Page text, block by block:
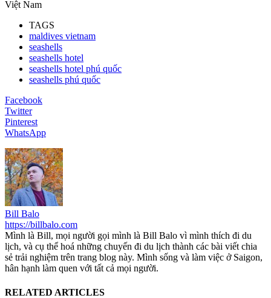
TAGS
maldives vietnam
seashells
seashells hotel
seashells hotel phú quốc
seashells phú quốc
Facebook
Twitter
Pinterest
WhatsApp
Bill Balo
https://billbalo.com
Mình là Bill, mọi người gọi mình là Bill Balo vì mình thích đi du
lịch, và cụ thể hoá những chuyến đi du lịch thành các bài viết chia
sẻ trải nghiệm trên trang blog này. Mình sống và làm việc ở Saigon,
hân hạnh làm quen với tất cả mọi người.
RELATED ARTICLES